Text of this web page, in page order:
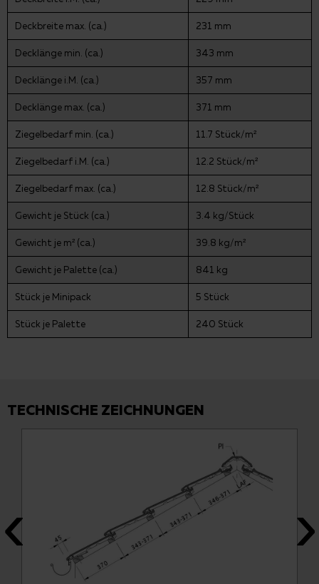
Deckbreite max. (ca.) 231 mm
Decklänge min. (ca.) 343 mm
Decklänge i.M. (ca.) 357 mm
Decklänge max. (ca.) 371 mm
Ziegelbedarf min. (ca.) 11.7 Stück/m²
Ziegelbedarf i.M. (ca.) 12.2 Stück/m²
Ziegelbedarf max. (ca.) 12.8 Stück/m²
Gewicht je Stück (ca.) 3.4 kg/Stück
Gewicht je m² (ca.) 39.8 kg/m²
Gewicht je Palette (ca.) 841 kg
Stück je Minipack 5 Stück
Stück je Palette 240 Stück
TECHNISCHE ZEICHNUNGEN